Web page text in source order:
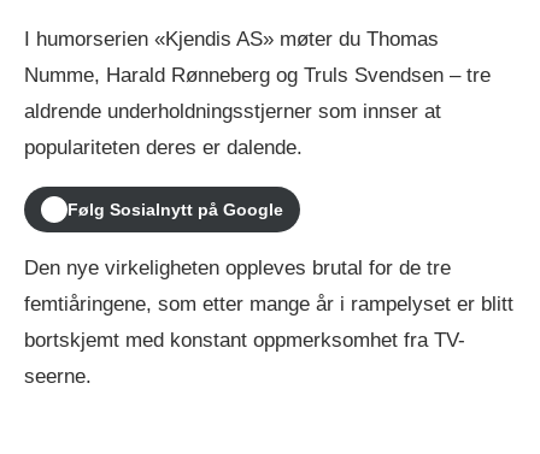
I humorserien «Kjendis AS» møter du Thomas
Numme, Harald Rønneberg og Truls Svendsen – tre
aldrende underholdningsstjerner som innser at
populariteten deres er dalende.
Følg Sosialnytt på Google
Den nye virkeligheten oppleves brutal for de tre
femtiåringene, som etter mange år i rampelyset er blitt
bortskjemt med konstant oppmerksomhet fra TV-
seerne.